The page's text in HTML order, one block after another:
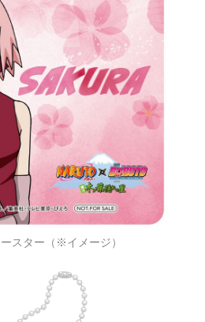
スター（※イメージ）